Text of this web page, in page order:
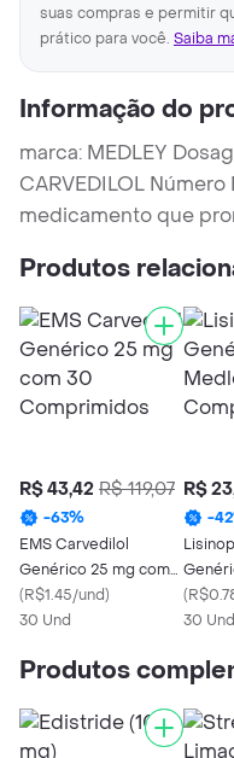
suas compras e permitir
prático para você. Saiba
Informação do
marca: MEDLEY
CARVEDILOL
medicamento que
Produtos
R$ 43,42 R$ 119,07
-63%
EMS Carvedilol
Genérico 25 mg com
30 Comprimidos
(R$1.45/und)
30 Und
R$
-42
(
30 Und
Produtos